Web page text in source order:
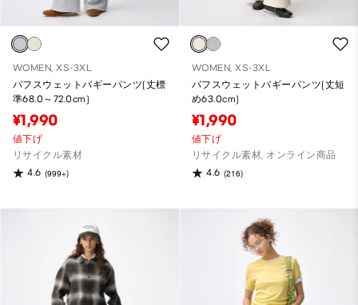
WOMEN, XS-3XL
パフスウェットバギーパンツ(丈標
準68.0～72.0cm)
¥1,990
値下げ
リサイクル素材
4.6 (999+)
WOMEN, XS-3XL
パフスウェットバギーパンツ(丈短
め63.0cm)
¥1,990
値下げ
リサイクル素材, オンライン商品
4.6 (216)